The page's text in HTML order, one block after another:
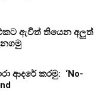
ඇවිත් තියෙන අලුත්
ආදරේ කරමු: ‘No-